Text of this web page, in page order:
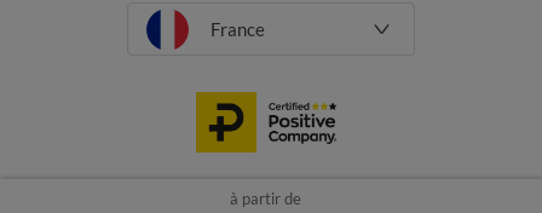
à partir de
France